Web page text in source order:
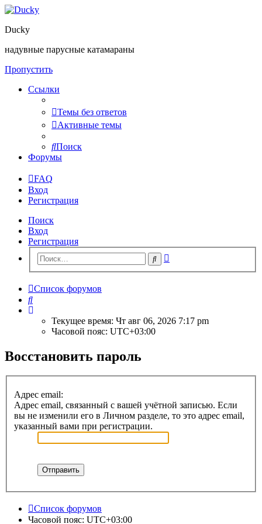
Ducky
надувные парусные катамараны
Пропустить
Ссылки
Темы без ответов
Активные темы
Поиск
Форумы
FAQ
Вход
Регистрация
Поиск
Вход
Регистрация
Поиск
Список форумов
Поиск
Текущее время: Чт авг 06, 2026 7:17 pm
Часовой пояс: UTC+03:00
Восстановить пароль
Адрес email:
Адрес email, связанный с вашей учётной записью. Если
вы не изменили его в Личном разделе, то это адрес email,
указанный вами при регистрации.
Список форумов
Часовой пояс: UTC+03:00